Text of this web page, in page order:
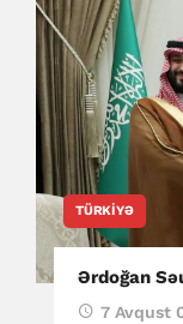
TÜRKIYƏ
Ərdoğan
7 Avqust